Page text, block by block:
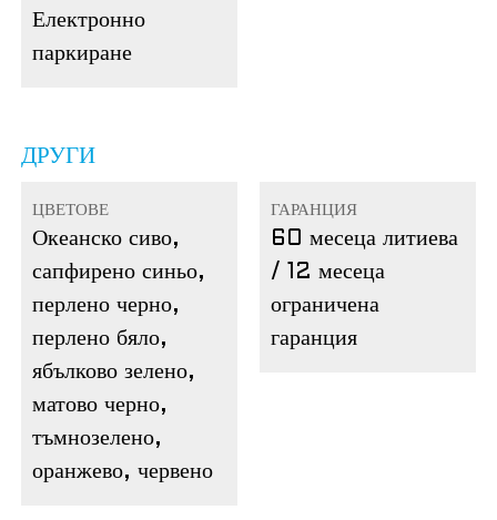
Електронно
паркиране
ДРУГИ
ЦВЕТОВЕ
Океанско сиво,
сапфирено синьо,
перлено черно,
перлено бяло,
ябълково зелено,
матово черно,
тъмнозелено,
оранжево, червено
ГАРАНЦИЯ
60 месеца литиева
/ 12 месеца
ограничена
гаранция